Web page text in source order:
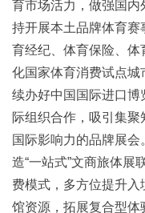
育市场活力，做强国
持开展本土品牌体育
育经纪、体育保险、
化国家体育消费试点
续办好中国国际进口博
际组织合作，吸引集
国际影响力的品牌展
造“一站式”文商旅体展
费模式，多方位提升
馆资源，拓展复合型体